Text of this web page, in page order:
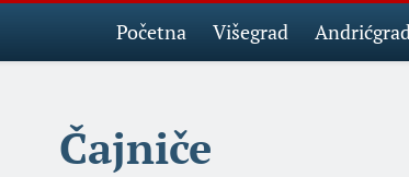
Početna Višegrad
Čajniče